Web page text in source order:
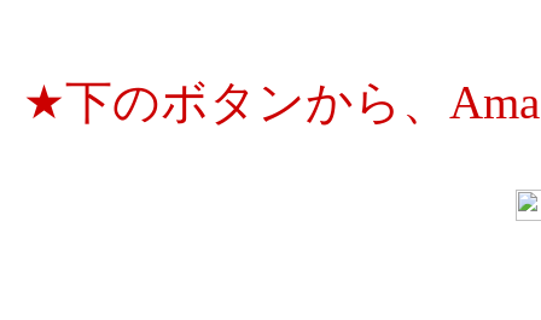
★下のボタンから、